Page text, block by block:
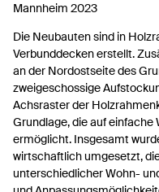
Mannheim 2023
Die Neubauten sind in
Verbunddecken erstellt.
an der Nordostseite des
zweigeschossige
Achsraster der
Grundlage, die auf einfache
ermöglicht. Insgesamt
wirtschaftlich umgesetzt,
unterschiedlicher Wohn-